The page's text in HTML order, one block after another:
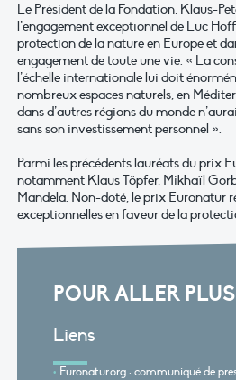
Le Président de la Fondation, Klaus-
l’engagement exceptionnel de Luc
protection de la nature en Europe et
engagement de toute une vie. « La
l’échelle internationale lui doit
nombreux espaces naturels, en
dans d’autres régions du monde
sans son investissement personnel ».
Parmi les précédents lauréats du prix
notamment Klaus Töpfer, Mikhaïl
Mandela. Non-doté, le prix Euronatur
exceptionnelles en faveur de la
POUR ALLER
Liens
Euronatur.org : communiqué de